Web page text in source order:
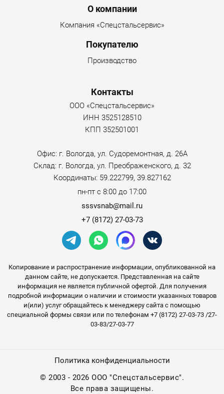
О компании
Компания «Спецстальсервис»
Покупателю
Производство
Контакты
ООО «Спецстальсервис»
ИНН 3525128510
КПП 352501001
Офис: г. Вологда, ул. Судоремонтная, д. 26А
Склад: г. Вологда, ул. Преображенского, д. 32
Координаты: 59.222799, 39.827162
пн-пт с 8:00 до 17:00
sssvsnab@mail.ru
+7 (8172) 27-03-73
Копирование и распространение информации, опубликованной на
данном сайте, не допускается. Представленная на сайте
информация не является публичной офертой. Для получения
подробной информации о наличии и стоимости указанных товаров
и(или) услуг обращайтесь к менеджеру сайта с помощью
специальной формы связи или по телефонам +7 (8172) 27-03-73 /27-
03-83/27-03-77
© 2003 - 2026 ООО "Спецстальсервис".
Все права защищены.
Политика конфиденциальности